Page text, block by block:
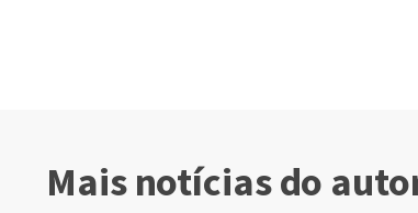
Mais notícias do